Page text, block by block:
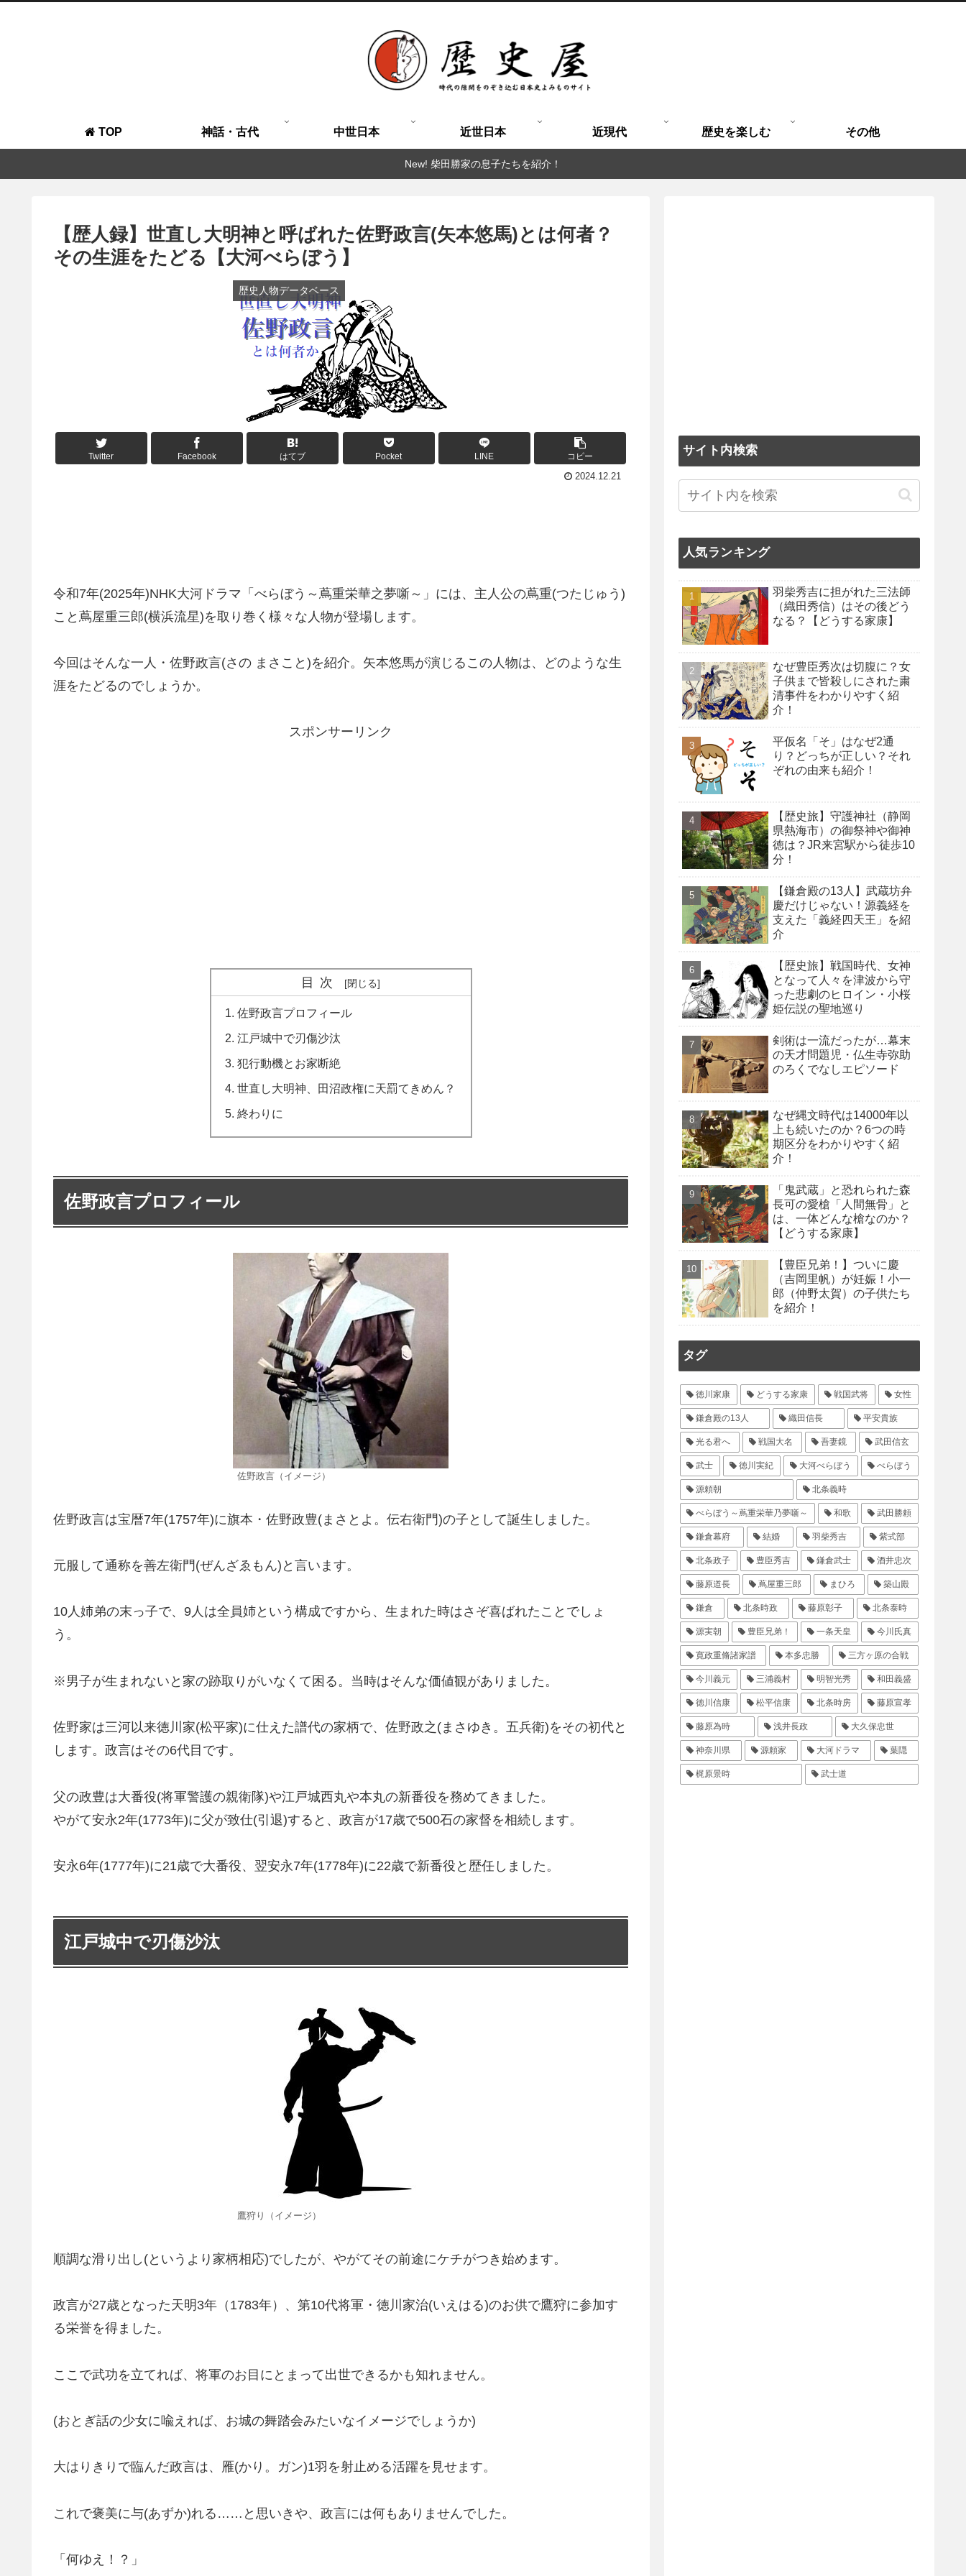
TOP 神話・古代 中世日本 近世日本 近現代 歴史を楽しむ その他
New! 柴田勝家の息子たちを紹介！
【歴人録】世直し大明神と呼ばれた佐野政言(矢本悠馬)とは何者？
その生涯をたどる【大河べらぼう】
歴史人物データベース
Twitter Facebook はてブ Pocket LINE コピー
2024.12.21
令和7年(2025年)NHK大河ドラマ「べらぼう～蔦重栄華之夢噺～」には、主人公の蔦重(つたじゅう)
こと蔦屋重三郎(横浜流星)を取り巻く様々な人物が登場します。
今回はそんな一人・佐野政言(さの まさこと)を紹介。矢本悠馬が演じるこの人物は、どのような生
涯をたどるのでしょうか。
スポンサーリンク
目次
佐野政言プロフィール
江戸城中で刃傷沙汰
犯行動機とお家断絶
世直し大明神、田沼政権に天罰てきめん？
終わりに
佐野政言プロフィール
佐野政言（イメージ）
佐野政言は宝暦7年(1757年)に旗本・佐野政豊(まさとよ。伝右衛門)の子として誕生しました。
元服して通称を善左衛門(ぜんざゑもん)と言います。
10人姉弟の末っ子で、9人は全員姉という構成ですから、生まれた時はさぞ喜ばれたことでしょ
う。
※男子が生まれないと家の跡取りがいなくて困る。当時はそんな価値観がありました。
佐野家は三河以来徳川家(松平家)に仕えた譜代の家柄で、佐野政之(まさゆき。五兵衛)をその初代と
します。政言はその6代目です。
父の政豊は大番役(将軍警護の親衛隊)や江戸城西丸や本丸の新番役を務めてきました。
やがて安永2年(1773年)に父が致仕(引退)すると、政言が17歳で500石の家督を相続します。
安永6年(1777年)に21歳で大番役、翌安永7年(1778年)に22歳で新番役と歴任しました。
江戸城中で刃傷沙汰
鷹狩り（イメージ）
順調な滑り出し(というより家柄相応)でしたが、やがてその前途にケチがつき始めます。
政言が27歳となった天明3年（1783年）、第10代将軍・徳川家治(いえはる)のお供で鷹狩に参加す
る栄誉を得ました。
ここで武功を立てれば、将軍のお目にとまって出世できるかも知れません。
(おとぎ話の少女に喩えれば、お城の舞踏会みたいなイメージでしょうか)
大はりきりで臨んだ政言は、雁(かり。ガン)1羽を射止める活躍を見せます。
これで褒美に与(あずか)れる……と思いきや、政言には何もありませんでした。
「何ゆえ！？」
サイト内検索
人気ランキング
羽柴秀吉に担がれた三法師
（織田秀信）はその後どう
なる？【どうする家康】
なぜ豊臣秀次は切腹に？女
子供まで皆殺しにされた粛
清事件をわかりやすく紹
介！
平仮名「そ」はなぜ2通
り？どっちが正しい？それ
ぞれの由来も紹介！
【歴史旅】守護神社（静岡
県熱海市）の御祭神や御神
徳は？JR来宮駅から徒歩10
分！
【鎌倉殿の13人】武蔵坊弁
慶だけじゃない！源義経を
支えた「義経四天王」を紹
介
【歴史旅】戦国時代、女神
となって人々を津波から守
った悲劇のヒロイン・小桜
姫伝説の聖地巡り
剣術は一流だったが…幕末
の天才問題児・仏生寺弥助
のろくでなしエピソード
なぜ縄文時代は14000年以
上も続いたのか？6つの時
期区分をわかりやすく紹
介！
「鬼武蔵」と恐れられた森
長可の愛槍「人間無骨」と
は、一体どんな槍なのか？
【どうする家康】
【豊臣兄弟！】ついに慶
（吉岡里帆）が妊娠！小一
郎（仲野太賀）の子供たち
を紹介！
タグ
徳川家康 どうする家康 戦国武将 女性
鎌倉殿の13人 織田信長 平安貴族
光る君へ 戦国大名 吾妻鏡 武田信玄
武士 徳川実紀 大河べらぼう べらぼう
源頼朝 北条義時
べらぼう～蔦重栄華乃夢噺～ 和歌 武田勝頼
鎌倉幕府 結婚 羽柴秀吉 紫式部
北条政子 豊臣秀吉 鎌倉武士 酒井忠次
藤原道長 蔦屋重三郎 まひろ 築山殿
鎌倉 北条時政 藤原彰子 北条泰時
源実朝 豊臣兄弟！ 一条天皇 今川氏真
寛政重脩諸家譜 本多忠勝 三方ヶ原の合戦
今川義元 三浦義村 明智光秀 和田義盛
徳川信康 松平信康 北条時房 藤原宣孝
藤原為時 浅井長政 大久保忠世
神奈川県 源頼家 大河ドラマ 葉隠
梶原景時 武士道